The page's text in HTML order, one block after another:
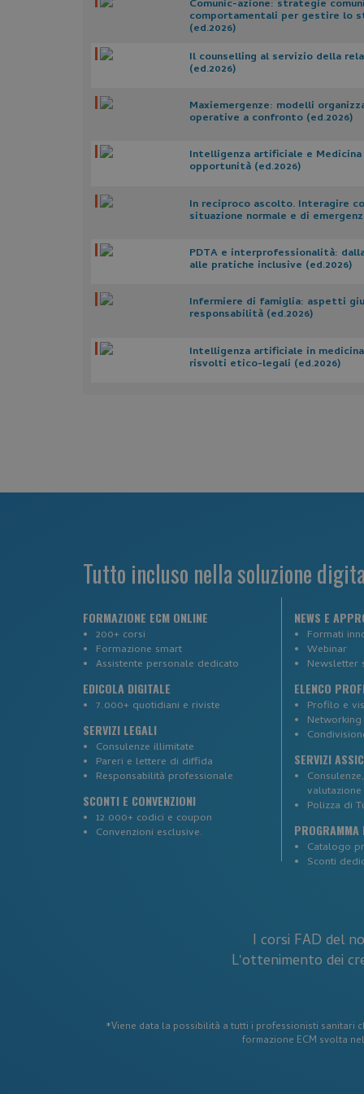
Comunic-azione: strategie
comportamentali per gestire lo
(ed.2026)
Il counselling al servizio della
(ed.2026)
Maxiemergenze: modelli
operative a confronto (ed.2026)
Intelligenza artificiale e
opportunità (ed.2026)
In reciproco ascolto. Interagire
situazione normale e di
PDTA e interprofessionalità:
alle pratiche inclusive (ed.2026)
Infermiere di famiglia: aspetti
responsabilità (ed.2026)
Intelligenza artificiale in
risvolti etico-legali (ed.2026)
Tutto incluso nella soluzione
FORMAZIONE ECM ONLINE
200+ corsi
Formazione smart
Assistente personale dedicato
EDICOLA DIGITALE
7.000+ quotidiani e riviste
SERVIZI LEGALI
Consulenze illimitate
Pareri e lettere di diffida
Responsabilità professionale
SCONTI E CONVENZIONI
12.000+ codici e coupon
Convenzioni esclusive.
NEWS E
Formati
Webinar
Newsletter
ELENCO
Profilo e
Networking
SERVIZI
Polizza di
PROGRAMMA
Catalogo
Sconti
I corsi FAD del
L'ottenimento dei
*Viene data la possibilità a tutti i professionisti sanitari
formazione ECM svolta
e l'accesso alle aree
__cf_bm
visid_incap_2921979
CookieScriptConsent
_GRECAPTCHA
__cf_bm
__cf_bm
_tteu
Dominio
FPID
Google
Nome
/
Dominio